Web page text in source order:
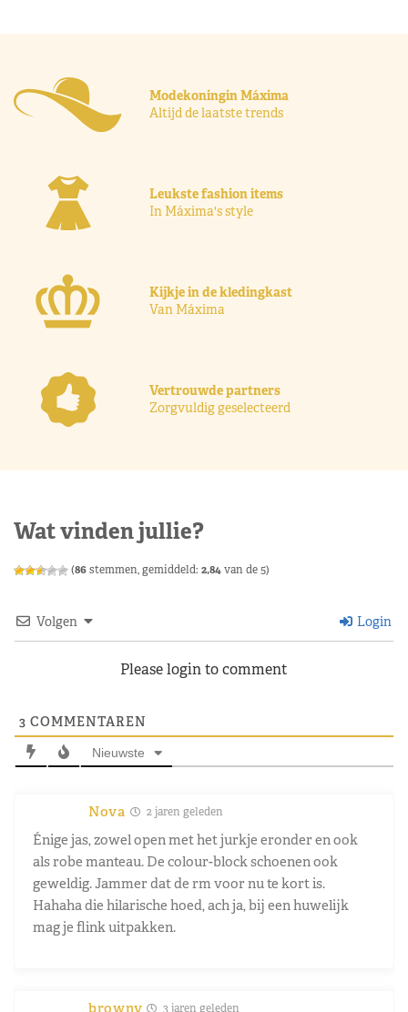
Modekoningin Máxima
Altijd de laatste trends
Leukste fashion items
In Máxima's style
Kijkje in de kledingkast
Van Máxima
Vertrouwde partners
Zorgvuldig geselecteerd
Wat vinden jullie?
(86stemmen, gemiddeld: 2,84van de 5)
Volgen Login
Please login to comment
3 COMMENTAREN
Nieuwste
Nova 2 jaren geleden
Énige jas, zowel open met het jurkje eronder en ook
als robe manteau. De colour-block schoenen ook
geweldig. Jammer dat de rm voor nu te kort is.
Hahaha die hilarische hoed, ach ja, bij een huwelijk
mag je flink uitpakken.
browny 3 jaren geleden